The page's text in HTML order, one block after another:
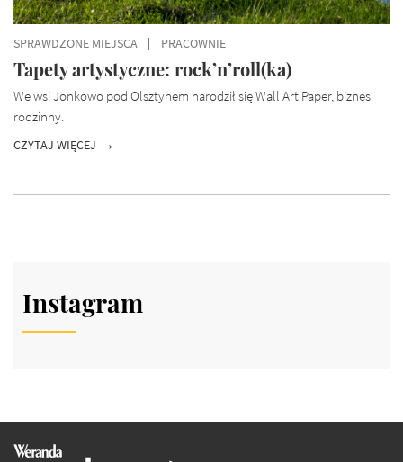
SPRAWDZONE MIEJSCA PRACOWNIE
Tapety artystyczne: rock’n’roll(ka)
We wsi Jonkowo pod Olsztynem narodził się Wall Art Paper, biznes
rodzinny.
CZYTAJ WIĘCEJ
Instagram